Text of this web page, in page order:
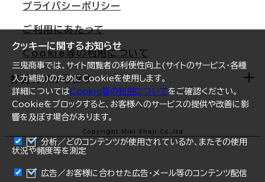
まとめて資料請求
クッキーに関するお知らせ
三鬼商事では、サイト閲覧者の利便性向上(サイトのサービス・各種
入力補助)のためにCookieを使用します。
詳細についてはCookie等の利用についてをご確認ください。
Cookieをブロックすると、お客様へのサービスの提供や改善に影
響を及ぼす場合があります。
分析／どのコンテンツが使用されているか、またその使用
状況や頻度等を測定
広告／お客様に合わせた広告・メール等のコンテンツ配信
札幌
仙台
横浜
福岡
オフィスリポート
ログイン
プライバシーポリシー
ご利用にあたって
Cookie等の利用について
都道府県から探す
青森県
岩手県
Copyright Miki Shoji Co.,ltd